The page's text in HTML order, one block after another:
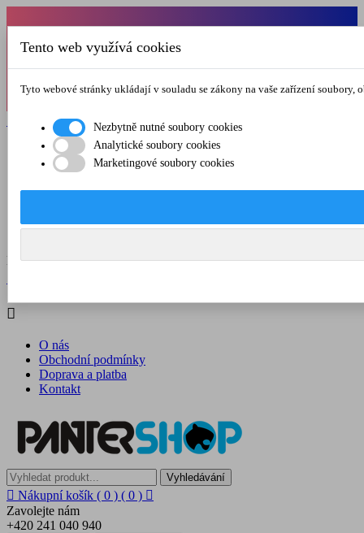
Od 1.7.-31.8.2026 budeme mít v pátek
zkrácenou provozní dobu do 12.00 hod. Přejeme
Registrovat  Přihlásit se
O nás
Kontakt
Menu  

O nás
Obchodní podmínky
Doprava a platba
Kontakt
Vyhledávání
 Nákupní košík ( 0 ) ( 0 ) 
Zavolejte nám
+420 241 040 940
Tento web využívá cookies
Tyto webové stránky ukládají v souladu se zákony na vaše zařízení
Nezbytně nutné soubory cookies
Analytické soubory cookies
Marketingové soubory cookies